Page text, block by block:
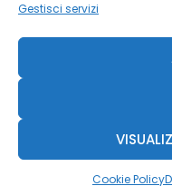
Gestisci servizi
Cookie Policy
R.S. Trib. MI N. 69935-